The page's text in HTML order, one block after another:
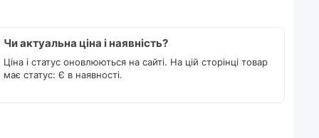
Чи актуальна ціна і наявність?
Ціна і статус оновлюються на сайті. На цій сторінці товар
має статус: Є в наявності.